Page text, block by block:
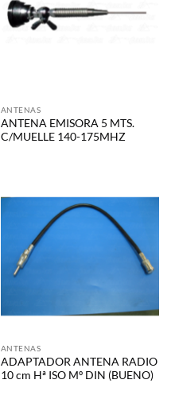
ANTENAS
ANTENA EMISORA 5 MTS.
C/MUELLE 140-175MHZ
ANTENAS
ADAPTADOR ANTENA RADIO
10 cm Hª ISO Mº DIN (BUENO)